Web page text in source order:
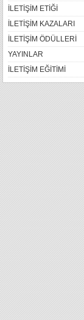
İLETİŞİM ETİĞİ
İLETİŞİM KAZALARI
İLETİŞİM ÖDÜLLERİ
YAYINLAR
İLETİŞİM EĞİTİMİ